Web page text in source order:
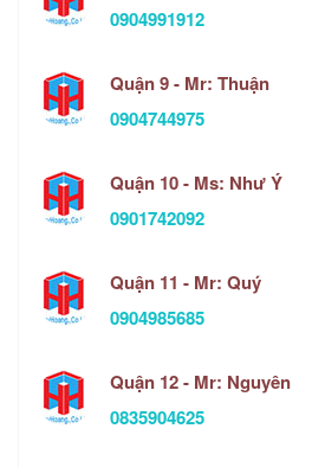
0904991912
Quận 9 - Mr: Thuận
0904744975
Quận 10 - Ms: Như Ý
0901742092
Quận 11 - Mr: Quý
0904985685
Quận 12 - Mr: Nguyên
0835904625